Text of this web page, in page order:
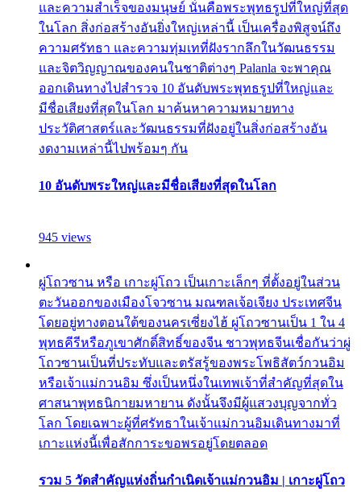
และความสำเร็จของมนุษย์ นั่นคือพระพุทธรูปที่ใหญ่ที่สุด
ในโลก สิ่งก่อสร้างอันยิ่งใหญ่เหล่านี้ เป็นเครื่องพิสูจน์ถึง
ความศรัทธา และความทุ่มเทที่ฝังรากลึกในวัฒนธรรม
และจิตวิญญาณของคนในชาติต่างๆ Palanla จะพาคุณ
ออกเดินทางไปสำรวจ 10 อันดับพระพุทธรูปที่ใหญ่และ
มีชื่อเสียงที่สุดในโลก มาค้นหาความหมายทาง
ประวัติศาสตร์และวัฒนธรรมที่ฝังอยู่ในสิ่งก่อสร้างอัน
งดงามเหล่านี้ไปพร้อมๆ กัน
10 อันดับพระใหญ่และมีชื่อเสียงที่สุดในโลก
945 views
ผู่โถวซาน หรือ เกาะผู่โถว เป็นเกาะเล็กๆ ที่ตั้งอยู่ในส่วน
ตะวันออกของเมืองโจวซาน มณฑลเจ้อเจียง ประเทศจีน
โดยอยู่ทางตอนใต้ของนครเซี่ยงไฮ้ ผู่โถวซานเป็น 1 ใน 4
พุทธคีรีหรือภูเขาศักดิ์สิทธิ์ของจีน ชาวพุทธจีนเชื่อกันว่าผู่
โถวซานเป็นที่ประทับและตรัสรู้ของพระโพธิสัตว์กวนอิม
หรือเจ้าแม่กวนอิม ซึ่งเป็นหนึ่งในเทพเจ้าที่สำคัญที่สุดใน
ศาสนาพุทธนิกายมหายาน ดังนั้นจึงมีผู้แสวงบุญจากทั่ว
โลก โดยเฉพาะผู้ที่ศรัทธาในเจ้าแม่กวนอิมเดินทางมาที่
เกาะแห่งนี้เพื่อสักการะขอพรอยู่โดยตลอด
รวม 5 วัดสำคัญแห่งถิ่นกำเนิดเจ้าแม่กวนอิม | เกาะผู่โถว